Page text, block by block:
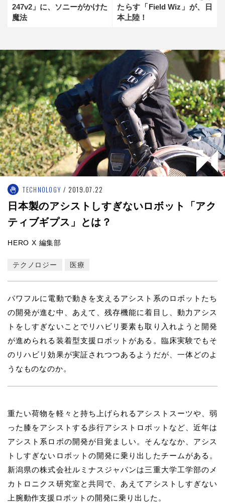
247v2」に、ソニーがかけた
魔法
たらす「Field Wiz」が、日
本上陸！
TECHNOLOGY 2019.07.22
日本製のアシストしすぎないロボット「アク
ティブギプス」とは？
HERO X 編集部
テクノロジー 医療
パワフルに電動で動きを支えるアシスト系のロボットたち
の開発が進む中、あえて、残存機能に着目し、動力アシス
トをしすぎないことでリハビリ要素も取り入れようと開発
が進められる装着型支援ロボットがある。臨床実験でもそ
のリハビリ効果が実証されつつあるようだが、一体どのよ
うなものなのか。
重たい荷物を軽々と持ち上げられるアシストスーツや、弱
った膝をアシストする歩行アシストロボットなど、近年は
アシスト系ロボの開発が目覚ましい。そんななか、アシス
トしすぎないロボットの開発に乗り出したチームがある。
新潟県の株式会社ルミナスジャパンは三重大学工学部のメ
カトロニクス研究室と共同で、あえてアシストしすぎない
上腕動作支援ロボットの開発に乗り出した。